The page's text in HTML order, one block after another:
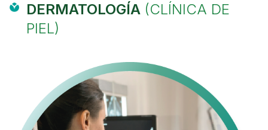
DERMATOLOGÍA (CLÍNICA DE
PIEL)